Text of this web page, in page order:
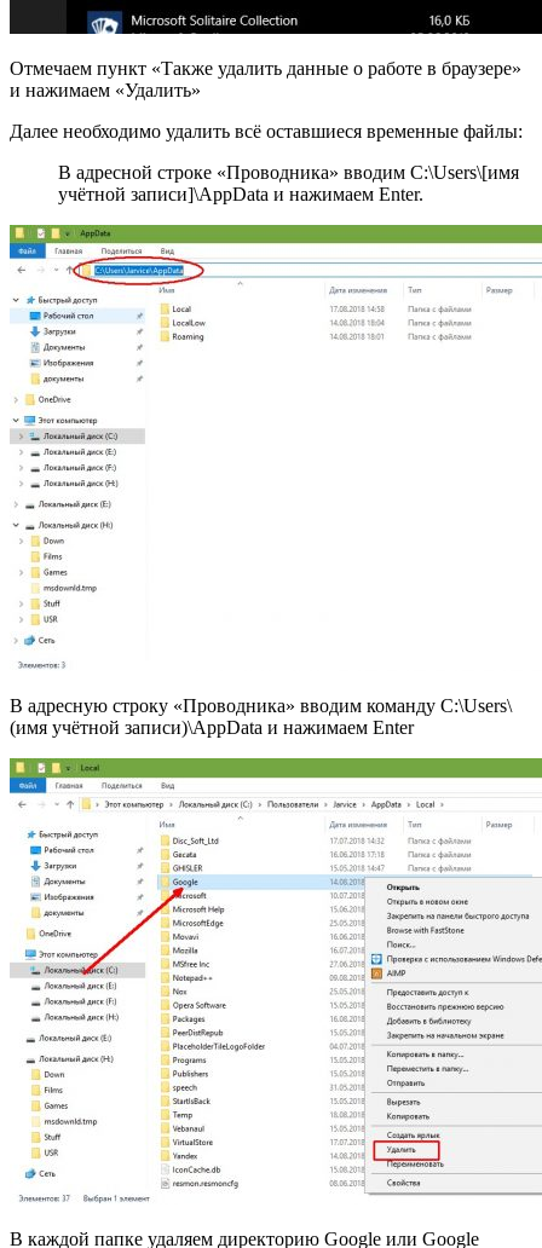
Отмечаем пункт «Также удалить данные о работе в браузере»
и нажимаем «Удалить»
Далее необходимо удалить всё оставшиеся временные файлы:
В адресной строке «Проводника» вводим C:\Users\[имя
учётной записи]\AppData и нажимаем Enter.
В адресную строку «Проводника» вводим команду C:\Users\
(имя учётной записи)\AppData и нажимаем Enter
В каждой папке удаляем директорию Google или Google